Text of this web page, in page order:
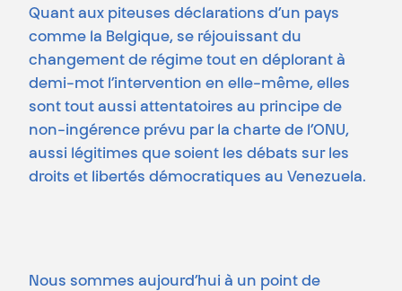
Quant aux piteuses déclarations d’un pays
comme la Belgique, se réjouissant du
changement de régime tout en déplorant à
demi-mot l’intervention en elle-même, elles
sont tout aussi attentatoires au principe de
non-ingérence prévu par la charte de l’ONU,
aussi légitimes que soient les débats sur les
droits et libertés démocratiques au Venezuela.
Nous sommes aujourd’hui à un point de